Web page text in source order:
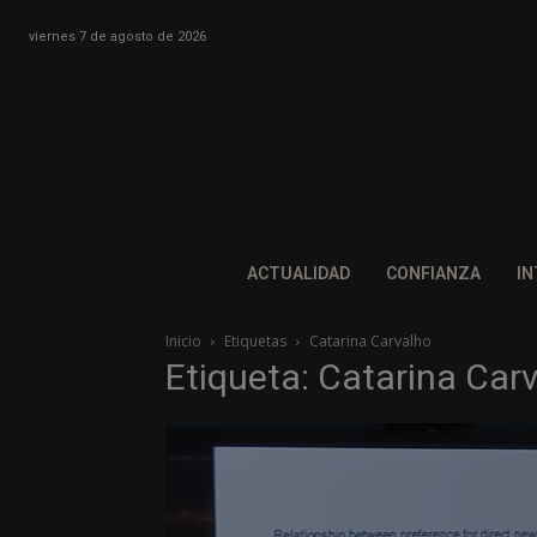
viernes 7 de agosto de 2026
ACTUALIDAD CONFIANZA
Inicio Etiquetas Catarina Carvalho
Etiqueta: Catarina